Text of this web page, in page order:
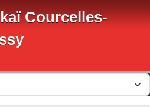
Courcelles-